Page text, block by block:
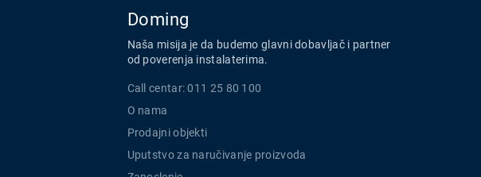
Doming
Naša misija je da budemo glavni dobavljač i partner
od poverenja instalaterima.
Call centar: 011 25 80 100
O nama
Prodajni objekti
Uputstvo za naručivanje proizvoda